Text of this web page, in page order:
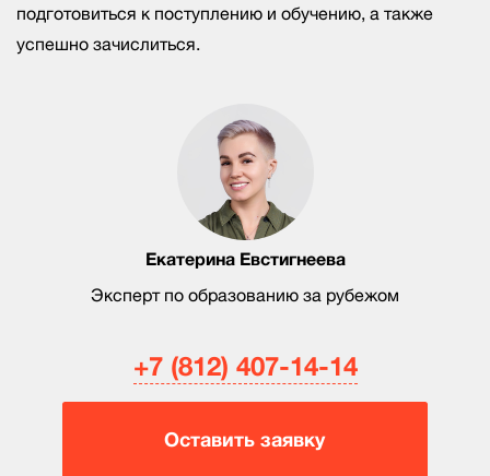
Екатерина Евстигнеева
Эксперт по образованию за рубежом
подготовиться к поступлению и обучению, а также
успешно зачислиться.
+7 (812) 407-14-14
Оставить заявку